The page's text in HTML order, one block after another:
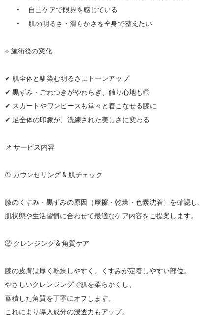
⟡ 施術後の変化
✔︎ 肌全体と馴染む明るさにトーンアップ
✔︎ 黒ずみ・ごわつきがやわらぎ、触り心地も◎
✔︎ スカートやワンピースも堂々と着こなせる膝に
✔︎ 足全体の印象が、洗練された美しさに変わる
📌 サービス内容
① カウンセリング & 肌チェック
膝のくすみ・黒ずみの原因（摩擦・乾燥・色素沈着）を確認し、
肌状態や生活習慣に合わせて最適なケア内容をご提案します。
② クレンジング & 角質ケア
膝の皮膚は厚く乾燥しやすく、くすみが定着しやすい部位。
やさしいクレンジングで肌を柔らかくし、
蓄積した角質を丁寧にオフします。
これにより導入成分の浸透力もアップ。